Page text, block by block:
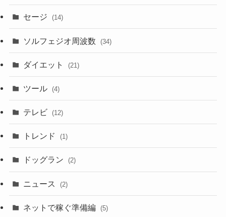
セージ (14)
ソルフェジオ周波数 (34)
ダイエット (21)
ツール (4)
テレビ (12)
トレンド (1)
ドッグラン (2)
ニュース (2)
ネットで稼ぐ準備編 (5)